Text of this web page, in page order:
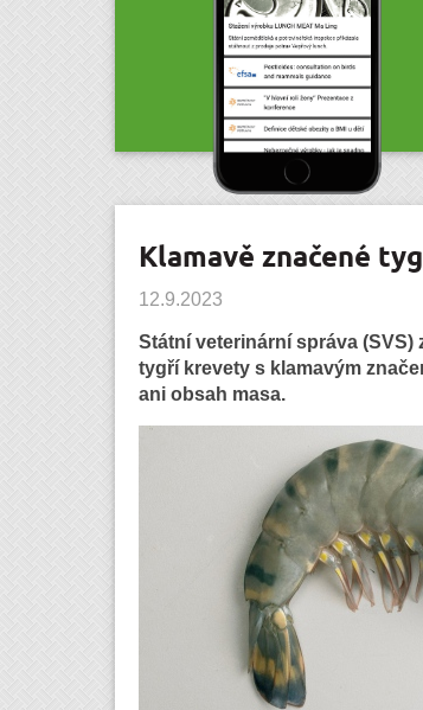
Klamavě značené
12.9.2023
Státní veterinární správa
tygří krevety s klamavým
ani obsah masa.